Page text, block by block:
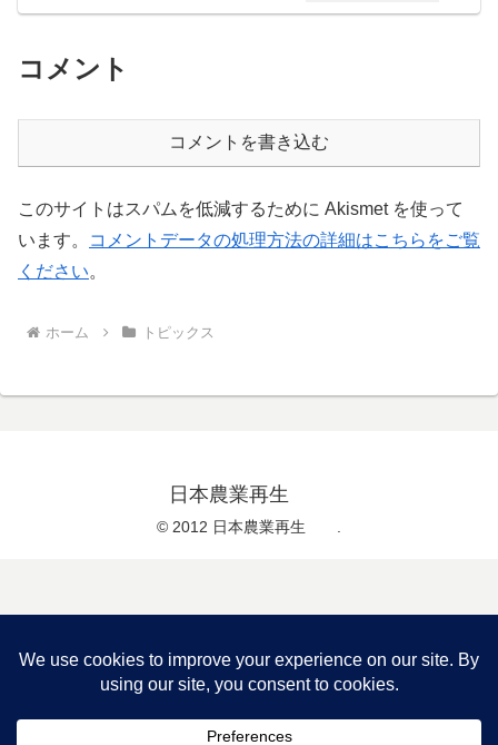
コメント
コメントを書き込む
このサイトはスパムを低減するために Akismet を使って
います。
コメントデータの処理方法の詳細はこちらをご覧
ください。
ホーム トピックス
日本農業再生
© 2012 日本農業再生 .